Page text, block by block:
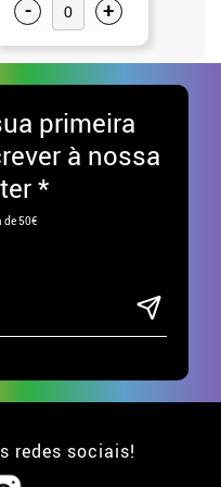
- +
primeira
à nossa
*
de 50€
redes sociais!